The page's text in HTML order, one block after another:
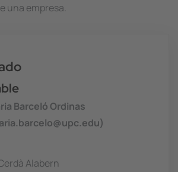
una empresa.
Barceló Ordinas
Alabern